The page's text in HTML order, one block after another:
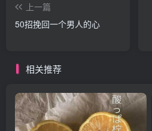
上一篇
50招挽回一个男人的心
相关推荐